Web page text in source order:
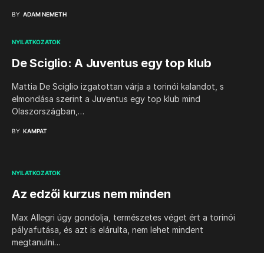
BY ADAM NEMETH
NYILATKOZATOK
De Sciglio: A Juventus egy top klub
Mattia De Sciglio izgatottan várja a torinói kalandot, s
elmondása szerint a Juventus egy top klub mind
Olaszországban,…
BY KAMPAT
NYILATKOZATOK
Az edzői kurzus nem minden
Max Allegri úgy gondolja, természetes véget ért a torinói
pályafutása, és azt is elárulta, nem lehet mindent
megtanulni…